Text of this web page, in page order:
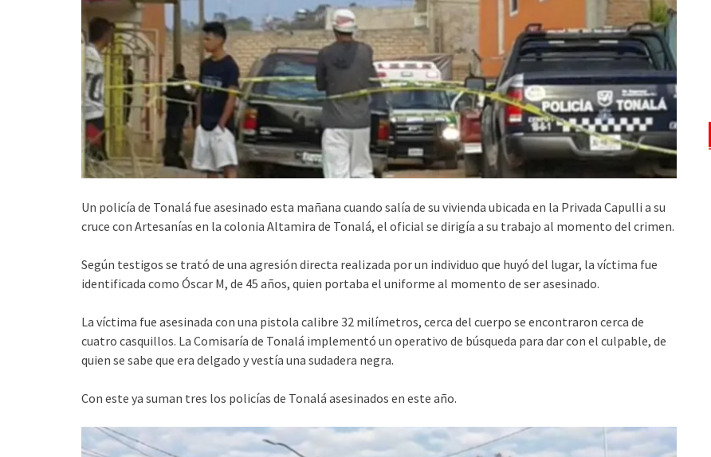
Un policía de Tonalá fue asesinado esta mañana cuando salía de su vivienda ubicada en la Privada Capulli a su
cruce con Artesanías en la colonia Altamira de Tonalá, el oficial se dirigía a su trabajo al momento del crimen.
Según testigos se trató de una agresión directa realizada por un individuo que huyó del lugar, la víctima fue
identificada como Óscar M, de 45 años, quien portaba el uniforme al momento de ser asesinado.
La víctima fue asesinada con una pistola calibre 32 milímetros, cerca del cuerpo se encontraron cerca de
cuatro casquillos. La Comisaría de Tonalá implementó un operativo de búsqueda para dar con el culpable, de
quien se sabe que era delgado y vestía una sudadera negra.
Con este ya suman tres los policías de Tonalá asesinados en este año.